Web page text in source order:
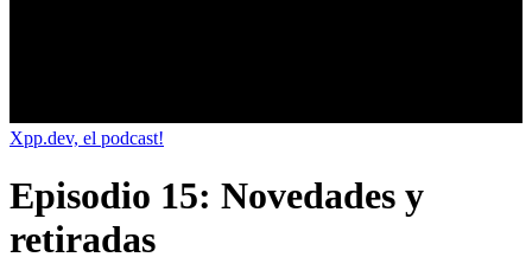
Xpp.dev, el podcast!
Episodio 15: Novedades y
retiradas